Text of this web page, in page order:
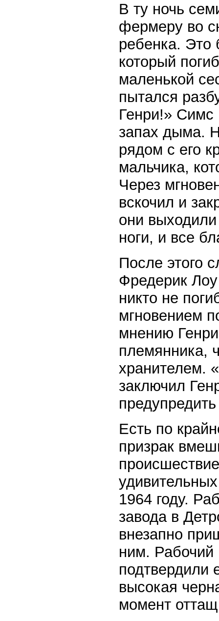
В ту ночь
фермеру во
ребенка. Это
который
маленькой
пытался
Генри!» Симс
запах дыма.
рядом с его
мальчика,
Через
вскочил и
они
ноги, и все
После этого
Фредерик Лоу
никто не
мгновением
мнению
племянника,
хранителем.
заключил
Есть по
призрак
1964 году.
завода в
внезапно
ним. Рабочий
подтвердили
высокая
момент